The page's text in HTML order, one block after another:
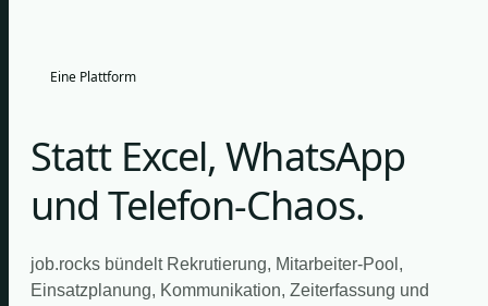
Eine Plattform
Statt Excel, WhatsApp
und Telefon-Chaos.
job.rocks bündelt Rekrutierung, Mitarbeiter-Pool,
Einsatzplanung, Kommunikation, Zeiterfassung und